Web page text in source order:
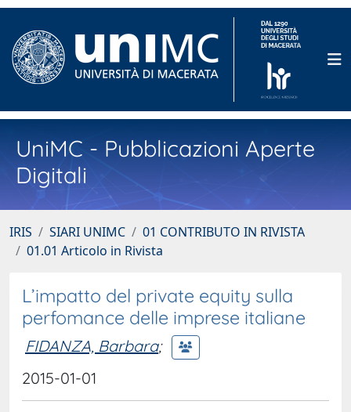
UniMC - Pubblicazioni Aperte
Digitali
IRIS SIARI UNIMC
01 CONTRIBUTO IN RIVISTA
01.01 Articolo in Rivista
L’impatto del private equity sulla
perfomance delle imprese italiane
FIDANZA, Barbara;
2015-01-01